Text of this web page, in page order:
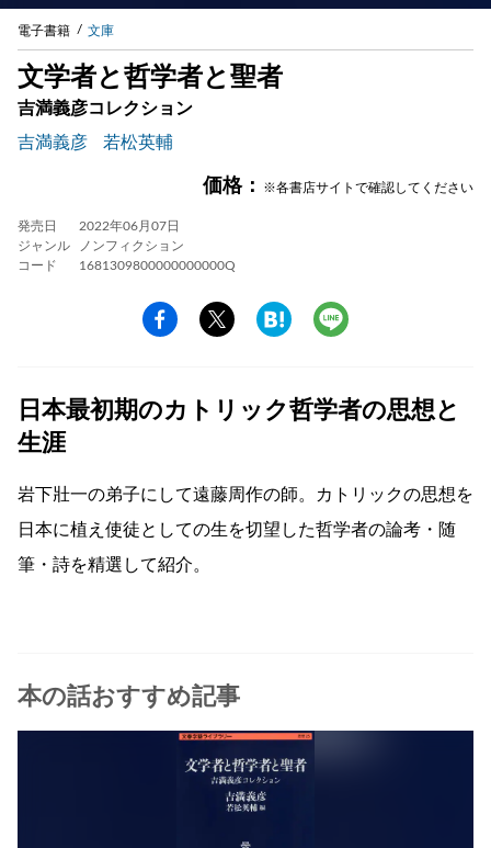
電子書籍 文庫
文学者と哲学者と聖者
吉満義彦コレクション
吉満義彦
若松英輔
価格： ※各書店サイトで確認してください
発売日
2022年06月07日
ジャンル
ノンフィクション
コード
1681309800000000000Q
日本最初期のカトリック哲学者の思想と
生涯
岩下壯一の弟子にして遠藤周作の師。カトリックの思想を
日本に植え使徒としての生を切望した哲学者の論考・随
筆・詩を精選して紹介。
本の話おすすめ記事